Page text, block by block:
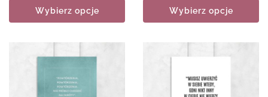
Wybierz opcje Wybierz opcje